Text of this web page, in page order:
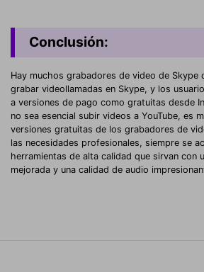
Conclusión:
Hay muchos grabadores de video de Skype
grabar videollamadas en Skype, y los
a versiones de pago como gratuitas desde
no sea esencial subir videos a YouTube, es
versiones gratuitas de los grabadores de
las necesidades profesionales, siempre se
herramientas de alta calidad que sirvan con
mejorada y una calidad de audio